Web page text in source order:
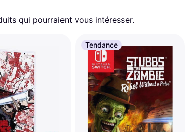
qui pourraient vous intéresser.
Tendance